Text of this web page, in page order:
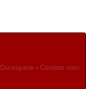
Duraspace - Contato com